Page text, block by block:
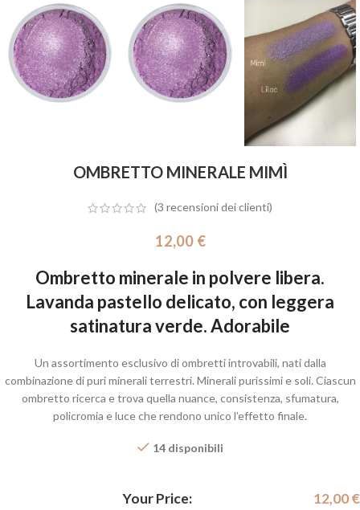
OMBRETTO MINERALE MIMÌ
(3 recensioni dei clienti)
12,00 €
Ombretto minerale in polvere libera.
Lavanda pastello delicato, con leggera
satinatura verde. Adorabile
Un assortimento esclusivo di ombretti introvabili, nati dalla
combinazione di puri minerali terrestri. Minerali purissimi e soli. Ciascun
ombretto ricerca e trova quella nuance, consistenza, sfumatura,
policromia e luce che rendono unico l’effetto finale.
14 disponibili
Your Price: 12,00€